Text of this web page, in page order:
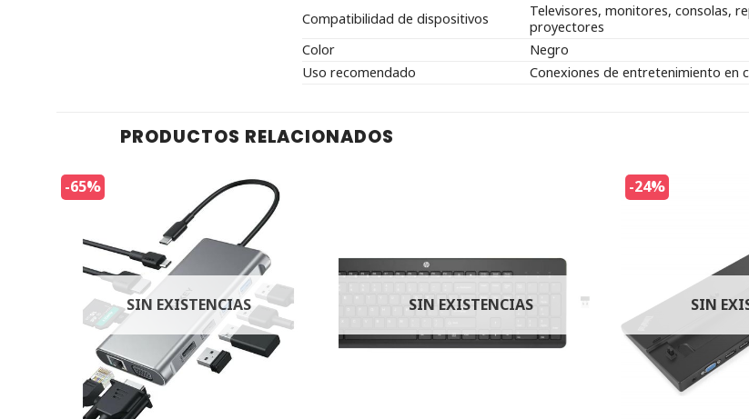
Compatibilidad de dispositivos
Televisores, monitores, consolas,
proyectores
Color
Negro
Uso recomendado
Conexiones de entretenimiento en
PRODUCTOS RELACIONADOS
-65%
SIN EXISTENCIAS SIN EXISTENCIAS
-24%
SIN